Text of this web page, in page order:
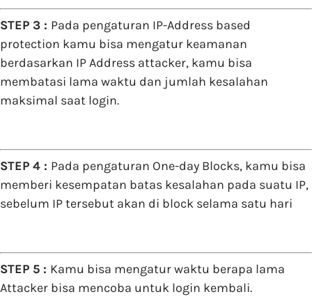
STEP 3 : Pada pengaturan IP-Address based
protection kamu bisa mengatur keamanan
berdasarkan IP Address attacker, kamu bisa
membatasi lama waktu dan jumlah kesalahan
maksimal saat login.
STEP 4 : Pada pengaturan One-day Blocks, kamu bisa
memberi kesempatan batas kesalahan pada suatu IP,
sebelum IP tersebut akan di block selama satu hari
STEP 5 : Kamu bisa mengatur waktu berapa lama
Attacker bisa mencoba untuk login kembali.